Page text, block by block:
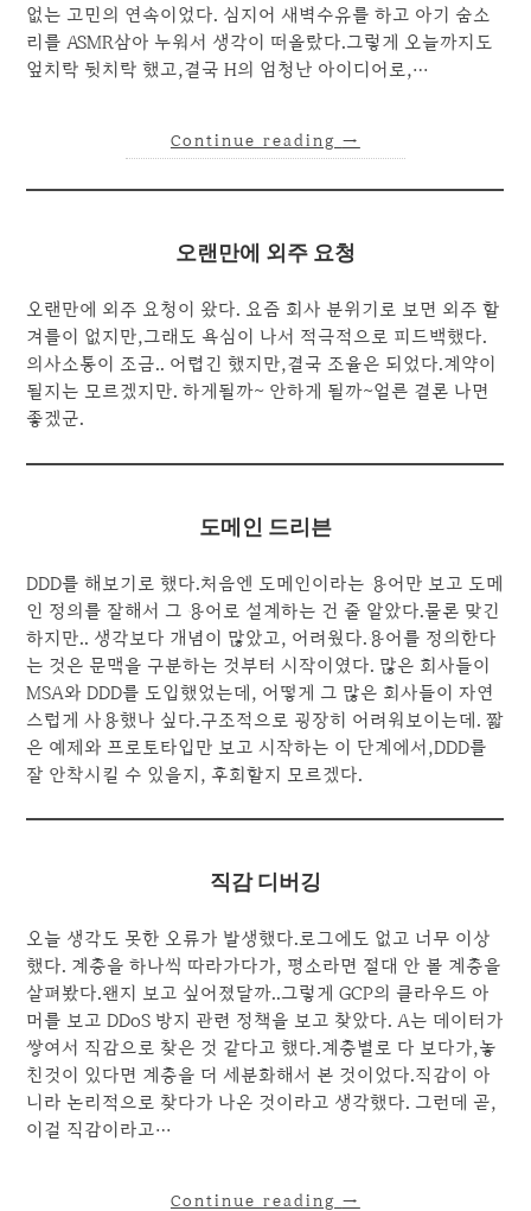
없는 고민의 연속이었다. 심지어 새벽수유를 하고 아기 숨소
리를 ASMR삼아 누워서 생각이 떠올랐다.그렇게 오늘까지도
엎치락 뒷치락 했고,결국 H의 엄청난 아이디어로,…
Continue reading →
오랜만에 외주 요청
오랜만에 외주 요청이 왔다. 요즘 회사 분위기로 보면 외주 할
겨를이 없지만,그래도 욕심이 나서 적극적으로 피드백했다.
의사소통이 조금.. 어렵긴 했지만,결국 조율은 되었다.계약이
될지는 모르겠지만. 하게될까~ 안하게 될까~얼른 결론 나면
좋겠군.
도메인 드리븐
DDD를 해보기로 했다.처음엔 도메인이라는 용어만 보고 도메
인 정의를 잘해서 그 용어로 설계하는 건 줄 알았다.물론 맞긴
하지만.. 생각보다 개념이 많았고, 어려웠다.용어를 정의한다
는 것은 문맥을 구분하는 것부터 시작이였다. 많은 회사들이
MSA와 DDD를 도입했었는데, 어떻게 그 많은 회사들이 자연
스럽게 사용했나 싶다.구조적으로 굉장히 어려워보이는데. 짧
은 예제와 프로토타입만 보고 시작하는 이 단계에서,DDD를
잘 안착시킬 수 있을지, 후회할지 모르겠다.
직감 디버깅
오늘 생각도 못한 오류가 발생했다.로그에도 없고 너무 이상
했다. 계층을 하나씩 따라가다가, 평소라면 절대 안 볼 계층을
살펴봤다.왠지 보고 싶어졌달까..그렇게 GCP의 클라우드 아
머를 보고 DDoS 방지 관련 정책을 보고 찾았다. A는 데이터가
쌓여서 직감으로 찾은 것 같다고 했다.계층별로 다 보다가,놓
친것이 있다면 계층을 더 세분화해서 본 것이었다.직감이 아
니라 논리적으로 찾다가 나온 것이라고 생각했다. 그런데 곧,
이걸 직감이라고…
Continue reading →